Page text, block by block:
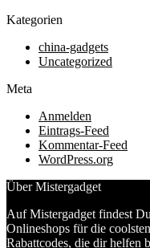
Kategorien
china-gadgets
Uncategorized
Meta
Anmelden
Eintrags-Feed
Kommentar-Feed
WordPress.org
Über Mistergadget
Auf Mistergadget findest
Onlineshops für die
Rabattcodes, die dir helfen